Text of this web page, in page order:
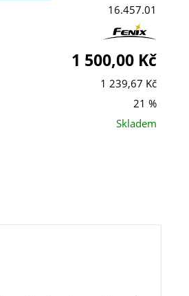
16.457.01
1 500,00 Kč
1 239,67 Kč
21 %
Skladem